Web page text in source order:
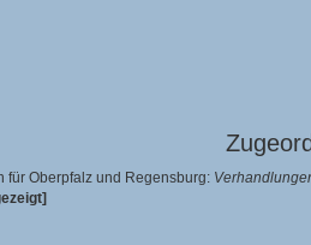
für Oberpfalz und Regensburg: